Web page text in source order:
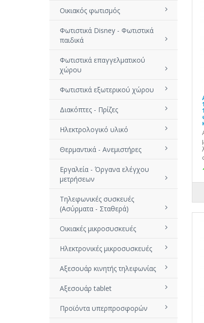
Οικιακός φωτισμός
Φωτιστικά Disney - Φωτιστικά
παιδικά
Φωτιστικά επαγγελματικού
χώρου
Φωτιστικά εξωτερικού χώρου
Διακόπτες - Πρίζες
Ηλεκτρολογικό υλικό
Θερμαντικά - Ανεμιστήρες
Εργαλεία - Όργανα ελέγχου
μετρήσεων
Τηλεφωνικές συσκευές
(Ασύρματα - Σταθερά)
Οικιακές μικροσυσκευές
Ηλεκτρονικές μικροσυσκευές
Αξεσουάρ κινητής τηλεφωνίας
Αξεσουάρ tablet
Προϊόντα υπερπροσφορών